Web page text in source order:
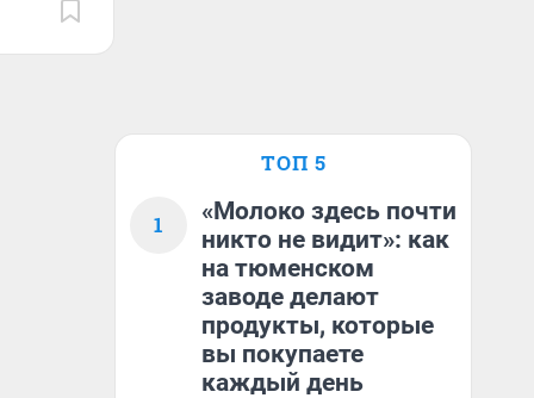
ТОП 5
1
«Молоко здесь почти
никто не видит»: как
на тюменском
заводе делают
продукты, которые
вы покупаете
каждый день